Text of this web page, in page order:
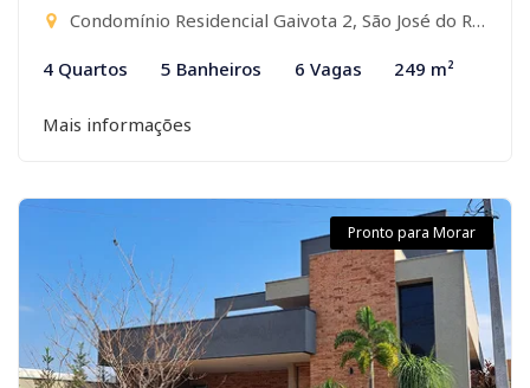
Condomínio Residencial Gaivota 2, São José do Rio Preto-SP
4 Quartos 5 Banheiros 6 Vagas 249 m²
Mais informações
Pronto para Morar